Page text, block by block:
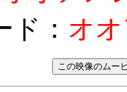
ド： オ